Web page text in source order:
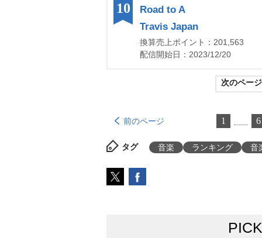
Road to A
Travis Japan
換算売上ポイント：201,563
配信開始日：2023/12/20
10
次のページ
前のページ 1 6
タグ 音楽 ランキング 音